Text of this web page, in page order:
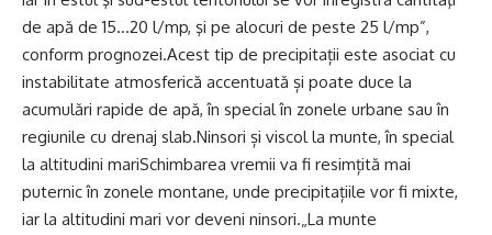
de apă de 15…20 l/mp, şi pe alocuri de peste 25 l/mp”,
conform prognozei.Acest tip de precipitații este asociat cu
instabilitate atmosferică accentuată și poate duce la
acumulări rapide de apă, în special în zonele urbane sau în
regiunile cu drenaj slab.Ninsori și viscol la munte, în special
la altitudini mariSchimbarea vremii va fi resimțită mai
puternic în zonele montane, unde precipitațiile vor fi mixte,
iar la altitudini mari vor deveni ninsori.„La munte